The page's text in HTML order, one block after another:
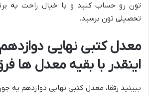
تون رو حساب کنید و با خیال راحت به
تحصیلی تون برسید.
معدل کتبی نهایی
اینقدر با بقیه معدل ها
ببینید رفقا، معدل کتبی نهایی دوازدهم یه